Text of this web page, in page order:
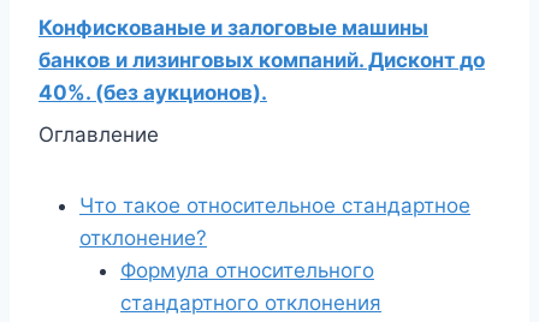
Конфискованые и залоговые машины
банков и лизинговых компаний. Дисконт до
40%. (без аукционов).
Оглавление
Что такое относительное стандартное
отклонение?
Формула относительного
стандартного отклонения